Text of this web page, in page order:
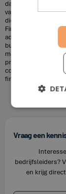
dat financieel
van een financieel
diensten die u
Finance bieden wij
adviesdiensten,
budget te
misvattingen over
professioneel en
contact op met
financiële doelen te
Vraag een
bedrijfsleiders?
en krijg